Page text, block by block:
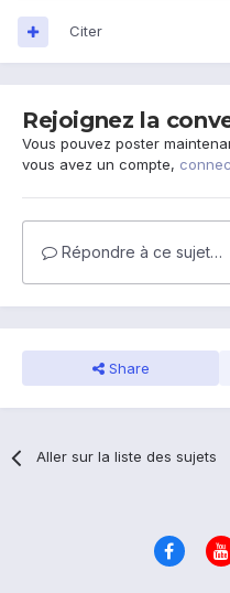
Citer
Rejoignez la
Vous pouvez poster
vous avez un compte,
Répondre à ce sujet…
Share
Aller sur la liste des sujets